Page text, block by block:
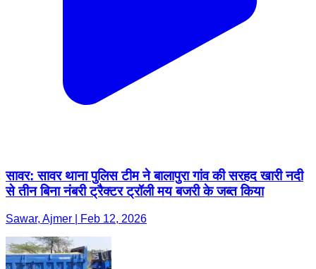
सावर: सावर थाना पुलिस टीम ने बालापुरा गांव की सरहद खारी नदी
से तीन बिना नंबरी ट्रैक्टर ट्रॉली मय बजरी के जब्त किया
Sawar, Ajmer | Feb 12, 2026